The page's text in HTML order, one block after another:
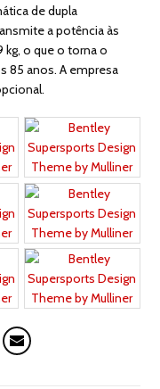
de dupla
a potência às
kg, o que o torna o
85 anos. A empresa